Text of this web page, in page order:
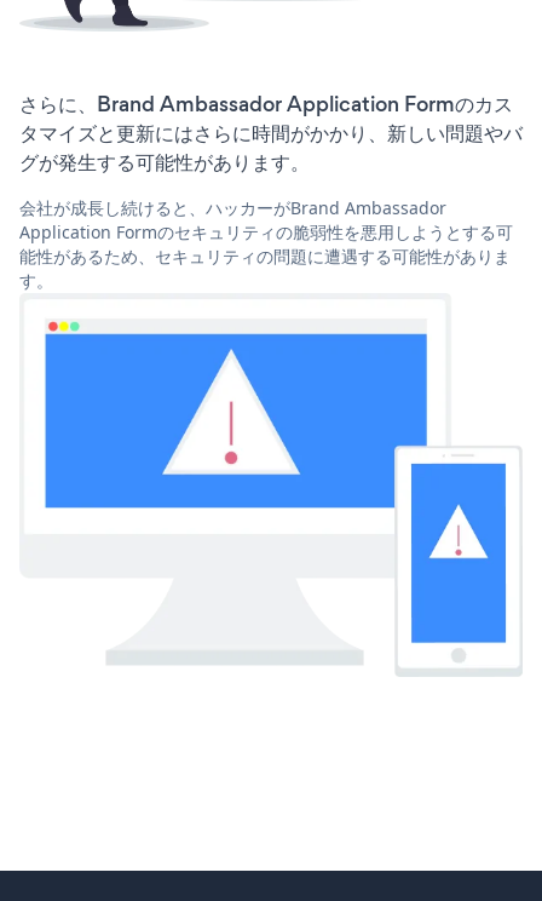
さらに、Brand Ambassador Application Formのカス
タマイズと更新にはさらに時間がかかり、新しい問題やバ
グが発生する可能性があります。
会社が成長し続けると、ハッカーがBrand Ambassador
Application Formのセキュリティの脆弱性を悪用しようとする可
能性があるため、セキュリティの問題に遭遇する可能性がありま
す。